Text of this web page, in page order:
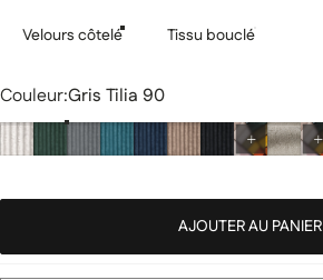
Velours côtelé Tissu bouclé
Couleur
Couleur:Gris Tilia 90
AJOUTER AU PANIER